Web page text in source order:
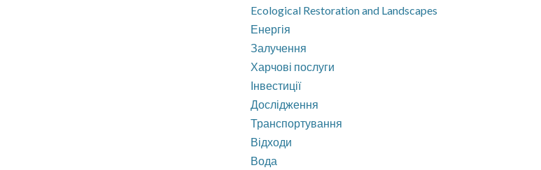
Ecological Restoration and Landscapes
Енергія
Залучення
Харчові послуги
Інвестиції
Дослідження
Транспортування
Відходи
Вода